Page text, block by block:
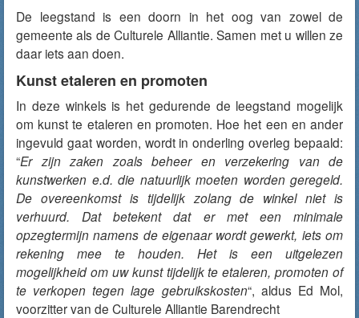
De leegstand is een doorn in het oog van zowel de
gemeente als de Culturele Alliantie. Samen met u willen ze
daar iets aan doen.
Kunst etaleren en promoten
In deze winkels is het gedurende de leegstand mogelijk
om kunst te etaleren en promoten. Hoe het een en ander
ingevuld gaat worden, wordt in onderling overleg bepaald:
“Er zijn zaken zoals beheer en verzekering van de
kunstwerken e.d. die natuurlijk moeten worden geregeld.
De overeenkomst is tijdelijk zolang de winkel niet is
verhuurd. Dat betekent dat er met een minimale
opzegtermijn namens de eigenaar wordt gewerkt, iets om
rekening mee te houden. Het is een uitgelezen
mogelijkheid om uw kunst tijdelijk te etaleren, promoten of
te verkopen tegen lage gebruikskosten“, aldus Ed Mol,
voorzitter van de Culturele Alliantie Barendrecht